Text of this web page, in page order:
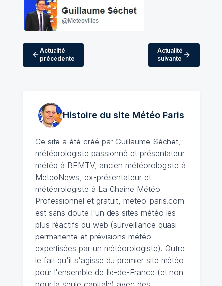
Actualité
précédente
Actualité
suivante
Histoire du site MétéoParis
Ce site a été créé par Guillaume Séchet,
météorologiste passionné et présentateur
météo à BFMTV, ancien météorologiste à
MeteoNews, ex-présentateur et
météorologiste à La Chaîne Météo
Professionnel et gratuit, meteo-paris.com
est sans doute l'un des sites météo les
plus réactifs du web (surveillance quasi-
permanente et prévisions météo
expertisées par un météorologiste). Outre
le fait qu'il s'agisse du premier site météo
pour l'ensemble de Ile-de-France (et non
pour la seule capitale) avec des